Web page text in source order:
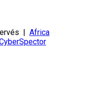
| Africa